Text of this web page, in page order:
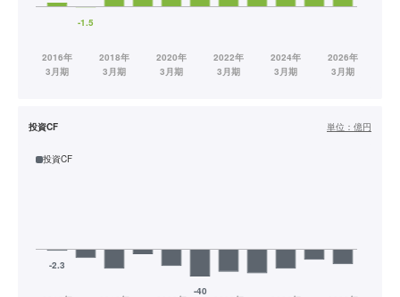
投資CF 単位： 億円
投資CF